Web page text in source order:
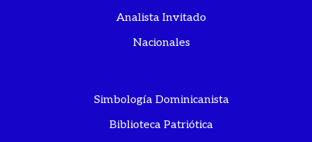
Analista Invitado
Nacionales
Simbología Dominicanista
Biblioteca Patriótica